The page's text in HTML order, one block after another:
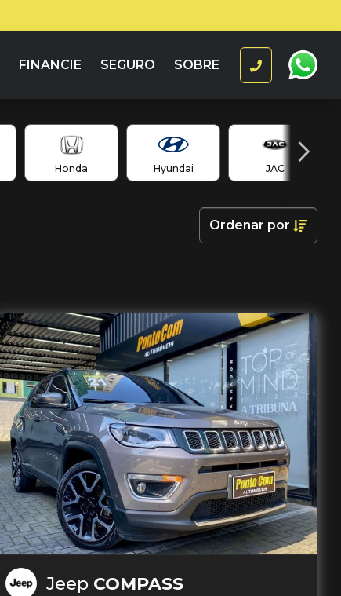
FINANCIE SEGURO SOBRE
Honda Hyundai JAC
Ordenar por
Jeep COMPASS